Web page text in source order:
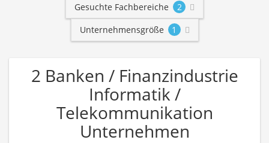
Gesuchte Fachbereiche
2
Unternehmensgröße
1
2 Banken / Finanzindustrie
Informatik /
Telekommunikation
Unternehmen